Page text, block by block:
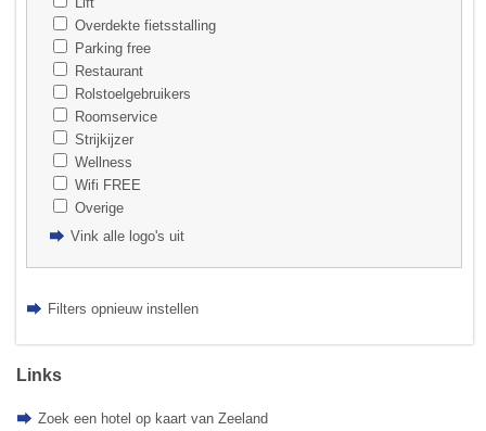
Overdekte fietsstalling
Parking free
Restaurant
Rolstoelgebruikers
Roomservice
Strijkijzer
Wellness
Wifi FREE
Overige
Vink alle logo's uit
Filters opnieuw instellen
Links
Zoek een hotel op kaart van Zeeland